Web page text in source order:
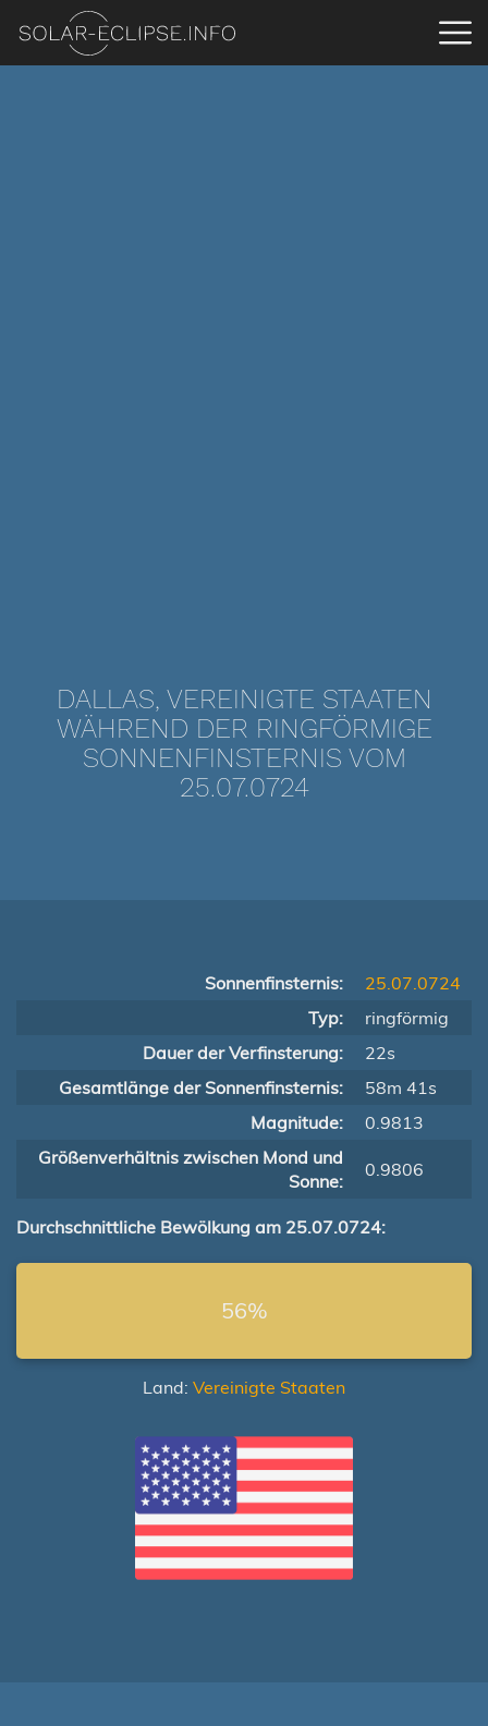
DALLAS, VEREINIGTE STAATEN
WÄHREND DER RINGFÖRMIGE
SONNENFINSTERNIS VOM
25.07.0724
Sonnenfinsternis:
25.07.0724
Typ:
ringförmig
Dauer der Verfinsterung:
22s
Gesamtlänge der Sonnenfinsternis:
58m 41s
Magnitude:
0.9813
Größenverhältnis zwischen Mond und
Sonne:
0.9806
Durchschnittliche Bewölkung am 25.07.0724:
56%
Land: Vereinigte Staaten